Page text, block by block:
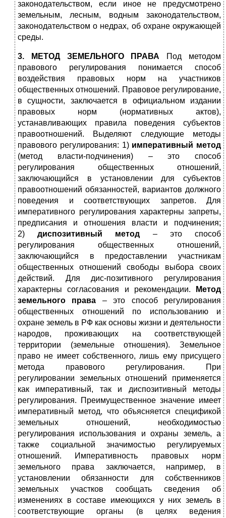
законодательством, если иное не предусмотрено
земельным, лесным, водным законодательством,
законодательством о недрах, об охране окружающей
среды.
3. МЕТОД ЗЕМЕЛЬНОГО ПРАВА
Под методом
правового регулирования понимается способ
воздействия правовых норм на участников
общественных отношений. Правовое регулирование,
в сущности, заключается в официальном издании
правовых норм (нормативных актов),
устанавливающих правила поведения субъектов
правоотношений. Выделяют следующие методы
правового регулирования: 1) императивный метод
(метод власти-подчинения) – это способ
регулирования общественных отношений,
заключающийся в установлении для субъектов
правоотношений обязанностей, вариантов должного
поведения и соответствующих запретов. Для
императивного регулирования характерны запреты,
предписания и отношения власти и подчинения;
2)диспозитивный метод – это способ
регулирования общественных отношений,
заключающийся в предоставлении участникам
общественных отношений свободы выбора своих
действий. Для дис-позитивного регулирования
характерны согласования и рекомендации.
Метод
земельного права – это способ регулирования
общественных отношений по использованию и
охране земель в РФ как основы жизни и деятельности
народов, проживающих на соответствующей
территории (земельные отношения). Земельное
право не имеет собственного, лишь ему присущего
метода правового регулирования. При
регулировании земельных отношений применяется
как императивный, так и диспозитивный методы
регулирования. Преимущественное значение имеет
императивный метод, что объясняется спецификой
земельных отношений, необходимостью
регулирования использования и охраны земель, а
также социальной значимостью регулируемых
отношений. Императивность правовых норм
земельного права заключается, например, в
установлении обязанности для собственников
земельных участков сообщать сведения об
изменениях в составе имеющихся у них земель в
соответствующие органы (в целях ведения